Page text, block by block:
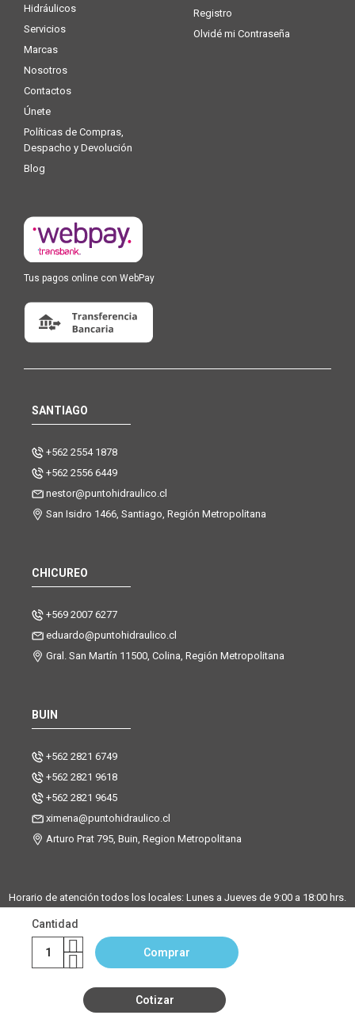
Cantidad
Comprar
Cotizar
Hidráulicos
Servicios
Marcas
Nosotros
Contactos
Únete
Políticas de Compras,
Despacho y Devolución
Blog
Registro
Olvidé mi Contraseña
Tus pagos online con WebPay
SANTIAGO
+562 2554 1878
+562 2556 6449
nestor@puntohidraulico.cl
San Isidro 1466, Santiago, Región Metropolitana
CHICUREO
+569 2007 6277
eduardo@puntohidraulico.cl
Gral. San Martín 11500, Colina, Región Metropolitana
BUIN
+562 2821 6749
+562 2821 9618
+562 2821 9645
ximena@puntohidraulico.cl
Arturo Prat 795, Buin, Region Metropolitana
Horario de atención todos los locales: Lunes a Jueves de 9:00 a 18:00 hrs.
Desde octubre hasta febrero, trabajamos los sábados de 9:00 a 13:00
horas en la sucursal Buin. La sucursal de Santiago y Chicureo
permanecerá cerrada los sábados.
©Copyright Punto Hidráulico 2026|Mapa del sitio